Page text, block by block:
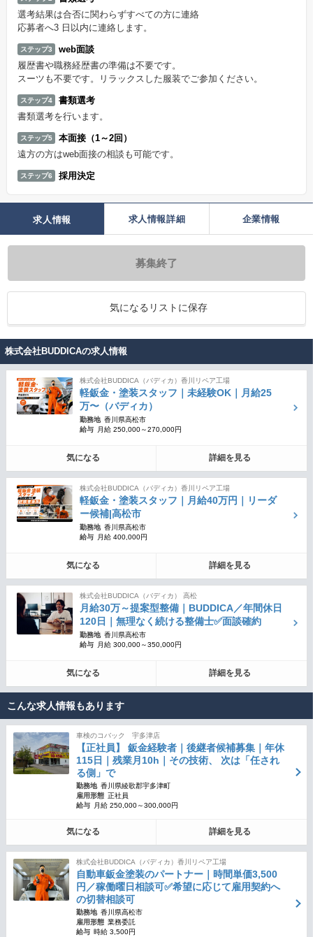
選考結果は合否に関わらずすべての方に連絡
応募者へ3 日以内に連絡します。
ステップ3
web面談
履歴書や職務経歴書の準備は不要です。
スーツも不要です。リラックスした服装でご参加ください。
ステップ4
書類選考
書類選考を行います。
ステップ5
本面接（1～2回）
遠方の方はweb面接の相談も可能です。
ステップ6 採用決定
求人情報 求人情報詳細 企業情報
募集終了
気になるリストに保存
株式会社BUDDICAの求人情報
株式会社BUDDICA（バディカ）香川リペア工場
軽鈑金・塗装スタッフ｜未経験OK｜月給25
万〜（バディカ）
勤務地 香川県高松市
給与
月給 250,000～270,000円
気になる 詳細を見る
株式会社BUDDICA（バディカ）香川リペア工場
軽鈑金・塗装スタッフ｜月給40万円｜リーダ
ー候補|高松市
勤務地 香川県高松市
給与
月給 400,000円
気になる 詳細を見る
株式会社BUDDICA（バディカ） 高松
月給30万～提案型整備｜BUDDICA／年間休日
120日｜無理なく続ける整備士✅面談確約
勤務地 香川県高松市
給与
月給 300,000～350,000円
気になる 詳細を見る
こんな求人情報もあります
車検のコバック 宇多津店
【正社員】 鈑金経験者｜後継者候補募集｜年休
115日｜残業月10h｜その技術、 次は「任され
る側」で
勤務地 香川県綾歌郡宇多津町
雇用形態 正社員
給与
月給 250,000～300,000円
気になる 詳細を見る
株式会社BUDDICA（バディカ）香川リペア工場
自動車鈑金塗装のパートナー｜時間単価3,500
円／稼働曜日相談可✅希望に応じて雇用契約へ
の切替相談可
勤務地 香川県高松市
雇用形態 業務委託
給与 時給 3,500円